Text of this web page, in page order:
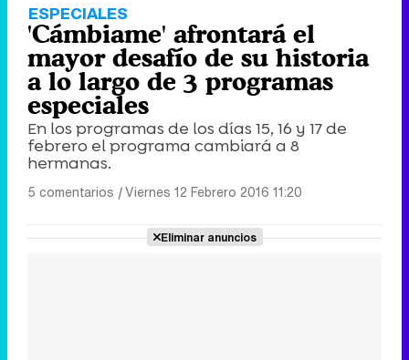
ESPECIALES
'Cámbiame' afrontará el
mayor desafío de su historia
a lo largo de 3 programas
especiales
En los programas de los días 15, 16 y 17 de
febrero el programa cambiará a 8
hermanas.
5 comentarios |Viernes 12 Febrero 2016 11:20
Eliminar anuncios